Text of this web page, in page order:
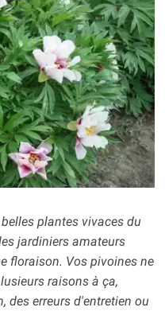
plantes vivaces du
jardiniers amateurs
floraison. Vos pivoines ne
raisons à ça,
des erreurs d'entretien ou